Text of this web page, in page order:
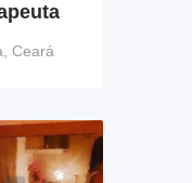
, Ceará